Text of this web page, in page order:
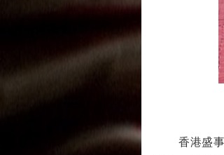
香港盛事浪